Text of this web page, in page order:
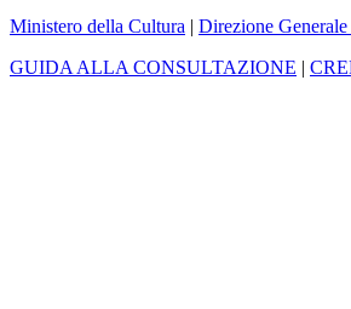
Ministero della Cultura | Direzione
GUIDA ALLA CONSULTAZIONE |